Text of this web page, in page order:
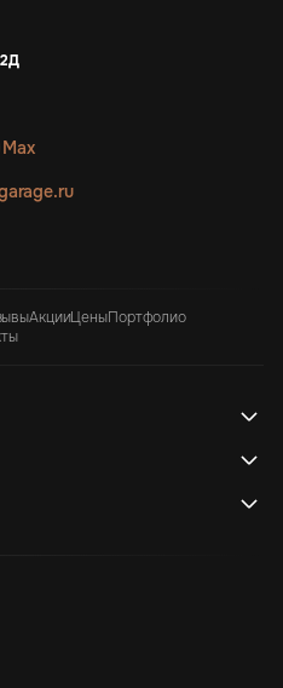
Max
АкцииЦеныПортфолио